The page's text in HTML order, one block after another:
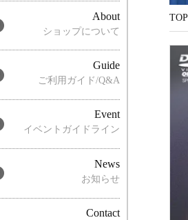
TOP
About
ショップについて
Guide
ご利用ガイド/Q&A
Event
イベントガイドライン
News
お知らせ
Contact